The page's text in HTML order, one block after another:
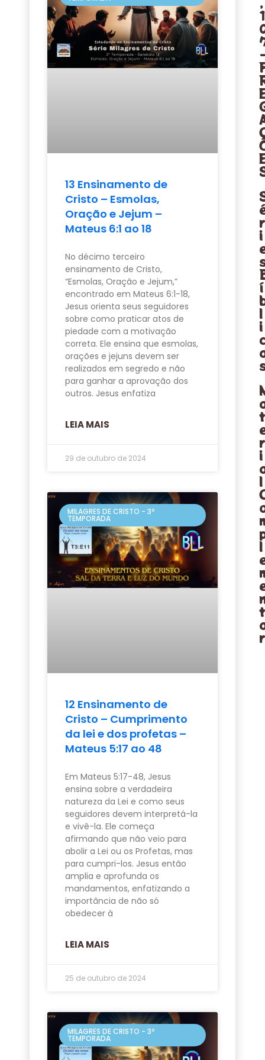
13 Ensinamento de
Cristo – Esmolas,
Oração e Jejum –
Mateus 6:1 ao 18
No décimo terceiro
ensinamento de Cristo,
“Esmolas, Oração e Jejum,”
encontrado em Mateus 6:1-18,
Jesus orienta seus seguidores
sobre como praticar atos de
piedade com a motivação
correta. Ele ensina que esmolas,
orações e jejuns devem ser
realizados em segredo e não
para ganhar a aprovação dos
outros. Jesus enfatiza
LEIA MAIS
29 de outubro de 2024
MILAGRES DE CRISTO - 3º
TEMPORADA
12 Ensinamento de
Cristo – Cumprimento
da lei e dos profetas –
Mateus 5:17 ao 48
Em Mateus 5:17-48, Jesus
ensina sobre a verdadeira
natureza da Lei e como seus
seguidores devem interpretá-la
e vivê-la. Ele começa
afirmando que não veio para
abolir a Lei ou os Profetas, mas
para cumpri-los. Jesus então
amplia e aprofunda os
mandamentos, enfatizando a
importância de não só
obedecer à
LEIA MAIS
25 de outubro de 2024
MILAGRES DE CRISTO - 3º
TEMPORADA
1
r
i
í
l
i
t
r
i
l
l
t
r